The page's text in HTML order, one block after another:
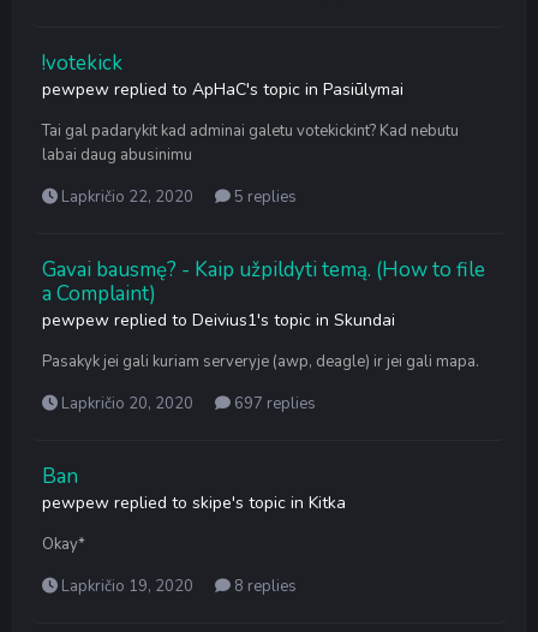
!votekick
pewpew replied to ApHaC's topic in Pasiūlymai
Tai gal padarykit kad adminai galetu votekickint? Kad nebutu
labai daug abusinimu
Lapkričio 22, 2020
5 replies
Gavai bausmę? - Kaip užpildyti temą. (How to file
a Complaint)
pewpew replied to Deivius1's topic in Skundai
Pasakyk jei gali kuriam serveryje (awp, deagle) ir jei gali mapa.
Lapkričio 20, 2020
697 replies
Ban
pewpew replied to skipe's topic in Kitka
Okay*
Lapkričio 19, 2020
8 replies